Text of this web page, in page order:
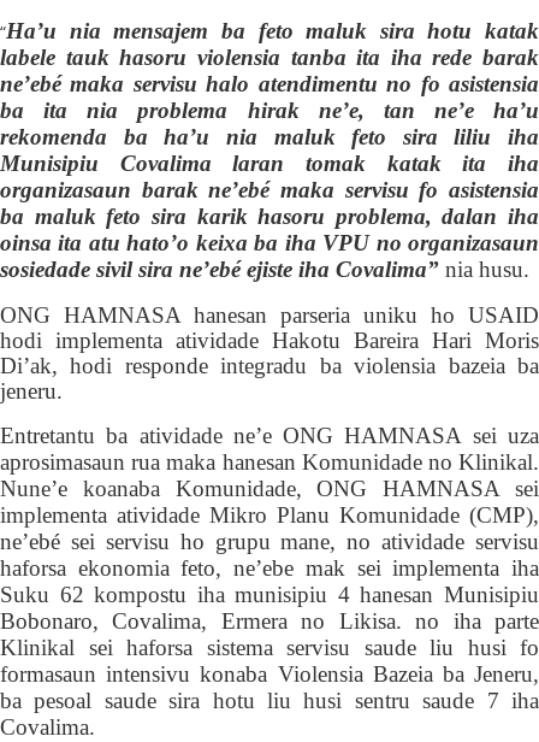
“Ha’u nia mensajem ba feto maluk sira hotu katak
labele tauk hasoru violensia tanba ita iha rede barak
ne’ebé maka servisu halo atendimentu no fo asistensia
ba ita nia problema hirak ne’e, tan ne’e ha’u
rekomenda ba ha’u nia maluk feto sira liliu iha
Munisipiu Covalima laran tomak katak ita iha
organizasaun barak ne’ebé maka servisu fo asistensia
ba maluk feto sira karik hasoru problema, dalan iha
oinsa ita atu hato’o keixa ba iha VPU no organizasaun
sosiedade sivil sira ne’ebé ejiste iha Covalima” nia husu.
ONG HAMNASA hanesan parseria uniku ho USAID
hodi implementa atividade Hakotu Bareira Hari Moris
Di’ak, hodi responde integradu ba violensia bazeia ba
jeneru.
Entretantu ba atividade ne’e ONG HAMNASA sei uza
aprosimasaun rua maka hanesan Komunidade no Klinikal.
Nune’e koanaba Komunidade,ONG HAMNASAsei
implementa atividade Mikro Planu Komunidade (CMP),
ne’ebé sei servisu ho grupu mane, no atividade servisu
haforsa ekonomia feto,ne’ebe mak seiimplementa iha
Suku 62 kompostu ihamunisipiu 4 hanesan Munisipiu
Bobonaro, Covalima, Ermera no Likisa. no iha parte
Klinikal sei haforsa sistema servisu saude liu husi fo
formasaun intensivu konaba Violensia Bazeia baJeneru,
ba pesoal saude sira hotu liu husi sentru saude 7 iha
Covalima.